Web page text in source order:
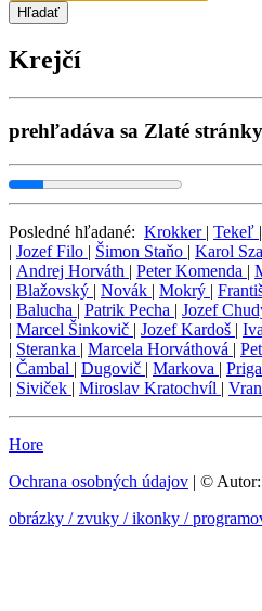
Hľadať
Krejčí
prehľadáva sa Zlaté stránky
Posledné hľadané: Krokker | Tekeľ |
| Jozef Filo | Šimon Staňo | Karol
| Andrej Horváth | Peter Komenda |
| Blažovský | Novák | Mokrý |
| Balucha | Patrik Pecha | Jozef
| Marcel Šinkovič | Jozef Kardoš |
| Steranka | Marcela Horváthová |
| Čambal | Dugovič | Markova |
| Siviček | Miroslav Kratochvíl |
Hore
Ochrana osobných údajov | ©
obrázky / zvuky / ikonky /